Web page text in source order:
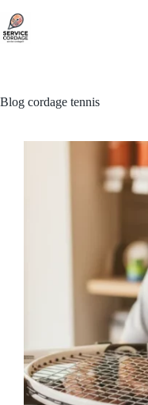
au
contenu
Blog cordage tennis